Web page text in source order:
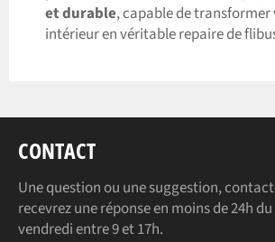
et durable, capable de
intérieur en véritable repaire de
CONTACT
Une question ou une suggestion,
recevrez une réponse en moins de 24h
vendredi entre 9 et 17h.